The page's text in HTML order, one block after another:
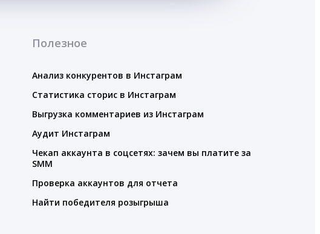
Полезное
Анализ конкурентов в Инстаграм
Статистика сторис в Инстаграм
Выгрузка комментариев из Инстаграм
Аудит Инстаграм
Чекап аккаунта в соцсетях: зачем вы платите за
SMM
Проверка аккаунтов для отчета
Найти победителя розыгрыша